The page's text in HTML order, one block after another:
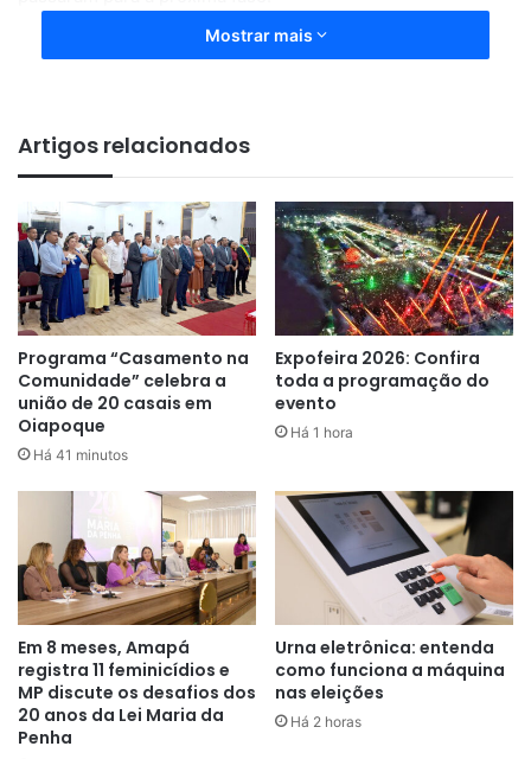
O coordenador de esporte e lazer de Macapá, Bruno
interessadas em serem as representantes da beleza e
simpatia dos Distritos do Município.
“O concurso é uma forma de
homenagear a beleza feminina de
todos os lugares do município,
cada vez mais presente nos
campeonatos de futebol. A
população vai poder votar por
enquete para escolher as
finalistas a musa do concurso, e
no dia da premiação podem
conhecer de perto as
representantes de cada um dos
Mostrar mais
Artigos relacionados
Programa “Casamento na
Comunidade” celebra a
união de 20 casais em
Oiapoque
Há 41 minutos
Expofeira 2026: Confira
toda a programação do
evento
Há 1 hora
Em 8 meses, Amapá
registra 11 feminicídios e
MP discute os desafios dos
20 anos da Lei Maria da
Penha
Urna eletrônica: entenda
como funciona a máquina
nas eleições
Há 2 horas